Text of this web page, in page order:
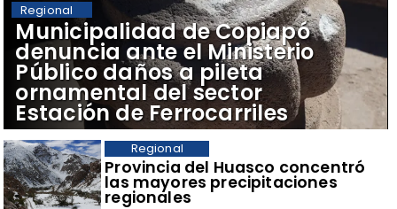
Provincia del Huasco concentró
las mayores precipitaciones
regionales
Regional
Municipalidad de Copiapó
denuncia ante el Ministerio
Público daños a pileta
ornamental del sector
Estación de Ferrocarriles
Regional